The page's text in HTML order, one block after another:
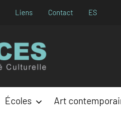
Liens Contact ES
Écoles Art